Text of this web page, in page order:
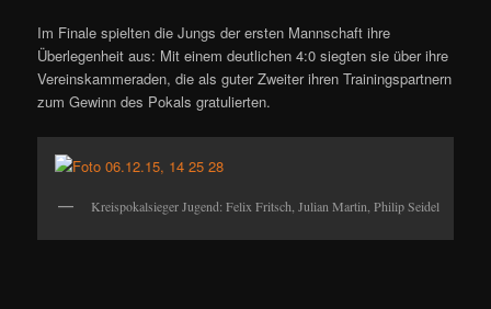
Im Finale spielten die Jungs der ersten Mannschaft ihre
Überlegenheit aus: Mit einem deutlichen 4:0 siegten sie über ihre
Vereinskammeraden, die als guter Zweiter ihren Trainingspartnern
zum Gewinn des Pokals gratulierten.
Kreispokalsieger Jugend: Felix Fritsch, Julian Martin, Philip Seidel